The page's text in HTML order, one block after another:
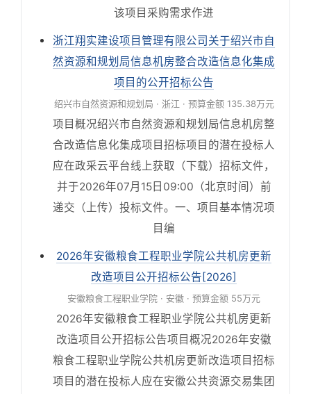
该项目采购需求作进
浙江翔实建设项目管理有限公司关于绍兴市自
然资源和规划局信息机房整合改造信息化集成
项目的公开招标公告
绍兴市自然资源和规划局 · 浙江 · 预算金额 135.38万元
项目概况绍兴市自然资源和规划局信息机房整
合改造信息化集成项目招标项目的潜在投标人
应在政采云平台线上获取（下载）招标文件，
并于2026年07月15日09:00（北京时间）前
递交（上传）投标文件。一、项目基本情况项
目编
2026年安徽粮食工程职业学院公共机房更新
改造项目公开招标公告[2026]
安徽粮食工程职业学院 · 安徽 · 预算金额 55万元
2026年安徽粮食工程职业学院公共机房更新
改造项目公开招标公告项目概况2026年安徽
粮食工程职业学院公共机房更新改造项目招标
项目的潜在投标人应在安徽公共资源交易集团